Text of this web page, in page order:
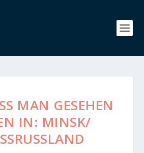
MAN GESEHEN
IN: MINSK/